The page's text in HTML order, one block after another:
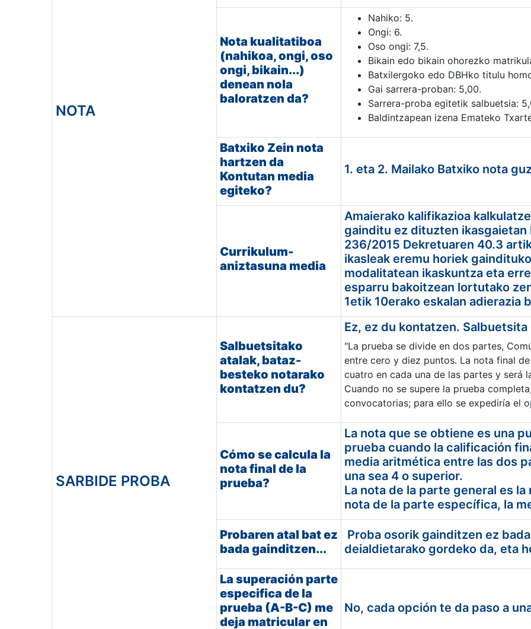
NOTA
Nota kualitatiboa
(nahikoa, ongi, oso
ongi, bikain...)
denean nola
baloratzen da?
Nahiko: 5.
Ongi: 6.
Oso ongi: 7,5.
Bikain edo bikain ohorezko
Batxilergoko edo DBHko titulu
Gai sarrera-proban: 5,00.
Sarrera-proba egitetik salbuetsia:
Baldintzapean izena Emateko
Batxiko Zein nota
hartzen da
Kontutan media
egiteko?
1. eta 2. Mailako Batxiko nota
Currikulum-
aniztasuna media
Amaierako kalifikazioa
gainditu ez dituzten
236/2015 Dekretuaren 40.3
ikasleak eremu horiek
modalitatean ikaskuntza eta
esparru bakoitzean lortutako
1etik 10erako eskalan adierazia
SARBIDE PROBA
Salbuetsitako
atalak, bataz-
besteko notarako
kontatzen du?
Ez, ez du kontatzen. Salbuetsita
"La prueba se divide en dos partes,
entre cero y diez puntos. La nota final
cuatro en cada una de las partes y será
Cuando no se supere la prueba
convocatorias; para ello se expediría el
Cómo se calcula la
nota final de la
prueba?
La nota que se obtiene es una
prueba cuando la calificación
media aritmética entre las dos
una sea 4 o superior.
La nota de la parte general es
nota de la parte específica, la
Probaren atal bat ez
bada gainditzen...
Proba osorik gainditzen ez
deialdietarako gordeko da, eta
La superación parte
especifica de la
prueba (A-B-C) me
deja matricular en
No, cada opción te da paso a